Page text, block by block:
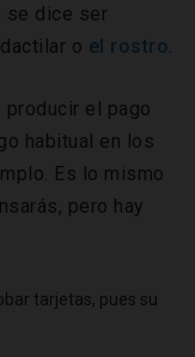
se dice ser
o el rostro.
producir el pago
habitual en los
Es lo mismo
pero hay
tarjetas, pues su